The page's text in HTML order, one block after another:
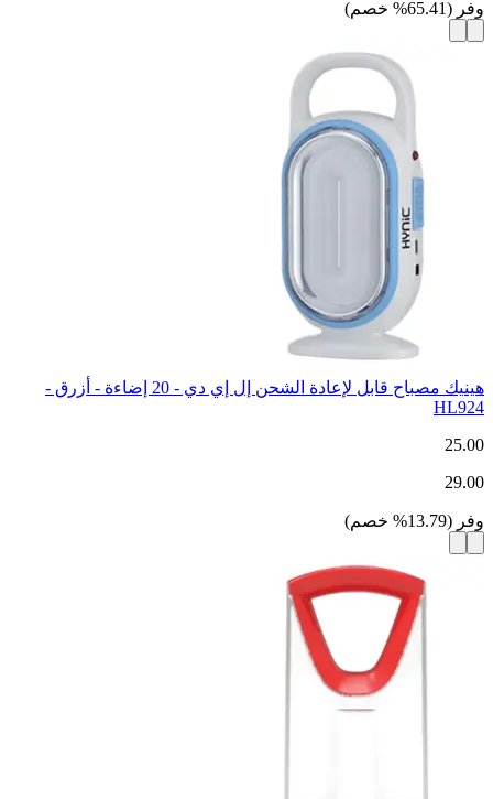
وفر (
65.41
% خصم)
هينيك مصباح قابل لإعادة الشحن إل إي دي - 20 إضاءة - أزرق -
HL924
25.00
29.00
وفر (
13.79
% خصم)